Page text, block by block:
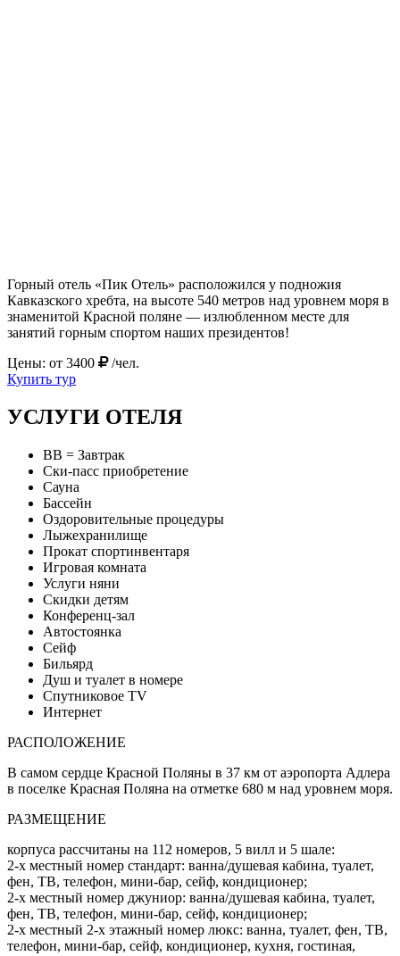
Горный отель «Пик Отель» расположился у подножия
Кавказского хребта, на высоте 540 метров над уровнем моря в
знаменитой Красной поляне — излюбленном месте для
занятий горным спортом наших президентов!
Цены: от 3400
/чел.
Купить тур
УСЛУГИ ОТЕЛЯ
BB = Завтрак
Ски-пасс приобретение
Сауна
Бассейн
Оздоровительные процедуры
Лыжехранилище
Прокат спортинвентаря
Игровая комната
Услуги няни
Скидки детям
Конференц-зал
Автостоянка
Сейф
Бильярд
Душ и туалет в номере
Спутниковое TV
Интернет
РАСПОЛОЖЕНИЕ
В самом сердце Красной Поляны в 37 км от аэропорта Адлера
в поселке Красная Поляна на отметке 680 м над уровнем моря.
РАЗМЕЩЕНИЕ
корпуса рассчитаны на 112 номеров, 5 вилл и 5 шале:
2-х местный номер стандарт: ванна/душевая кабина, туалет,
фен, ТВ, телефон, мини-бар, сейф, кондиционер;
2-х местный номер джуниор: ванна/душевая кабина, туалет,
фен, ТВ, телефон, мини-бар, сейф, кондиционер;
2-х местный 2-х этажный номер люкс: ванна, туалет, фен, ТВ,
телефон, мини-бар, сейф, кондиционер, кухня, гостиная,